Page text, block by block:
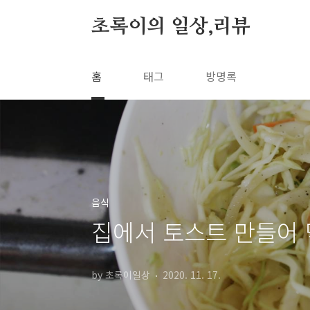
초록이의 일상,리뷰
홈 태그 방명록
음식
집에서 토스트 만들어
by 초록이일상 2020. 11. 17.